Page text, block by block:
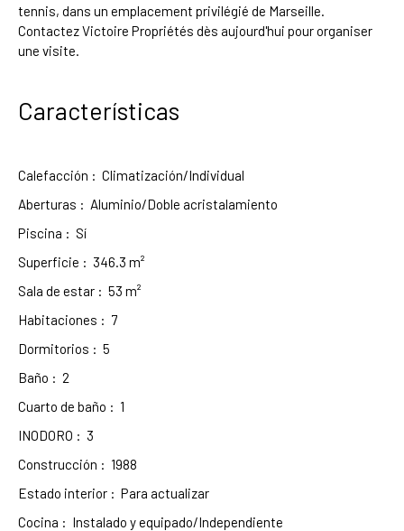
tennis, dans un emplacement privilégié de Marseille.
Contactez Victoire Propriétés dès aujourd'hui pour organiser
une visite.
Características
Calefacción : Climatización/Individual
Aberturas : Aluminio/Doble acristalamiento
Piscina : Sí
Superficie : 346.3 m²
Sala de estar : 53 m²
Habitaciones : 7
Dormitorios : 5
Baño : 2
Cuarto de baño : 1
INODORO : 3
Construcción : 1988
Estado interior : Para actualizar
Cocina : Instalado y equipado/Independiente